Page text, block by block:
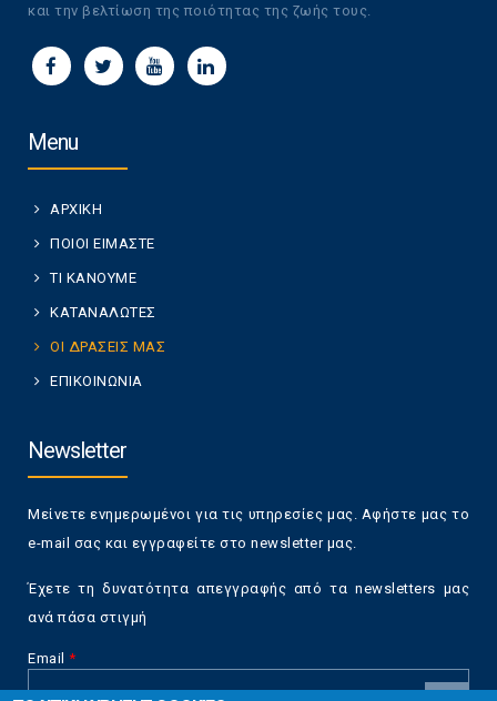
και την βελτίωση της ποιότητας της ζωής τους.
Menu
ΑΡΧΙΚΗ
ΠΟΙΟΙ ΕΙΜΑΣΤΕ
ΤΙ ΚΑΝΟΥΜΕ
ΚΑΤΑΝΑΛΩΤΕΣ
ΟΙ ΔΡΑΣΕΙΣ ΜΑΣ
ΕΠΙΚΟΙΝΩΝΙΑ
Newsletter
Μείνετε ενημερωμένοι για τις υπηρεσίες μας. Αφήστε μας το
e-mail σας και εγγραφείτε στο newsletter μας.
Έχετε τη δυνατότητα απεγγραφής από τα newsletters μας
ανά πάσα στιγμή
Email *